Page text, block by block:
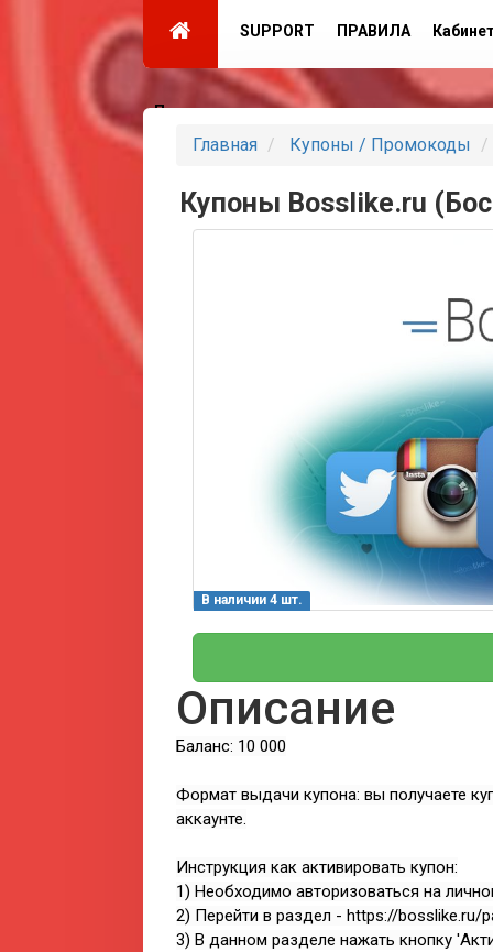
SUPPORT ПРАВИЛА
Партнеры
Главная Купоны / Промокоды
Купоны Bosslike.ru
В наличии 4 шт.
Описание
Баланс: 10 000
Формат выдачи купона: вы получаете
аккаунте.
Инструкция как активировать купон:
1) Необходимо авторизоваться на
2) Перейти в раздел - https://bosslike.ru/
3) В данном разделе нажать кнопку